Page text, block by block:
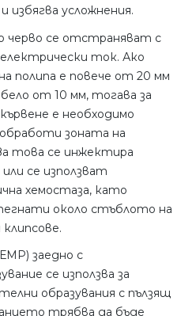
избягва усложнения.
черво се отстраняват с
ток. Ако
полипа е повече от 20 мм
от 10 мм, тогава за
е необходимо
зоната на
това се инжектира
се използват
хемостаза, като
около стъблото на
заедно с
се използва за
образувания с пълзящ
трябва да бъде